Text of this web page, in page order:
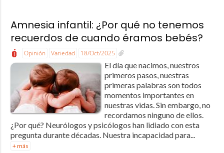
Amnesia infantil: ¿Por qué no tenemos
recuerdos de cuando éramos bebés?
Opinión Variedad 18/Oct/2025
El día que nacimos, nuestros
primeros pasos, nuestras
primeras palabras son todos
momentos importantes en
nuestras vidas. Sin embargo, no
recordamos ninguno de ellos.
¿Por qué? Neurólogos y psicólogos han lidiado con esta
pregunta durante décadas. Nuestra incapacidad para...
+ más